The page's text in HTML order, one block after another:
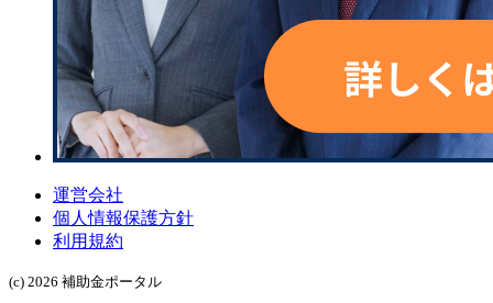
運営会社
個人情報保護方針
利用規約
(c) 2026 補助金ポータル